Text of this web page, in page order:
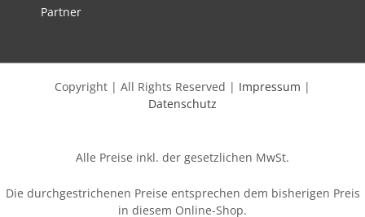
Partner
Copyright | All Rights Reserved | Impressum |
Datenschutz
Alle Preise inkl. der gesetzlichen MwSt.
Die durchgestrichenen Preise entsprechen dem bisherigen Preis
in diesem Online-Shop.